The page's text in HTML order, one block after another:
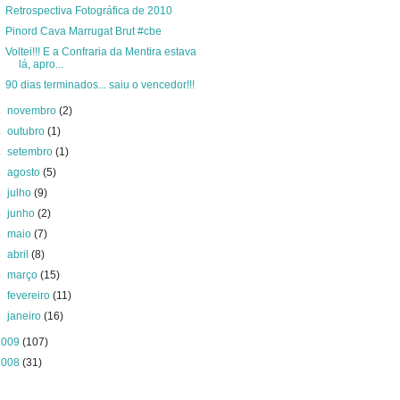
Retrospectiva Fotográfica de 2010
Pinord Cava Marrugat Brut #cbe
Voltei!!! E a Confraria da Mentira estava
lá, apro...
90 dias terminados... saiu o vencedor!!!
novembro(2)
outubro(1)
setembro(1)
agosto(5)
julho(9)
junho(2)
maio(7)
abril(8)
março(15)
fevereiro(11)
janeiro(16)
(107)
(31)